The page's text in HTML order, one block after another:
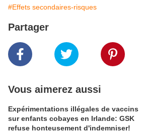
#Effets secondaires-risques
Partager
Vous aimerez aussi
Expérimentations illégales de vaccins
sur enfants cobayes en Irlande: GSK
refuse honteusement d'indemniser!